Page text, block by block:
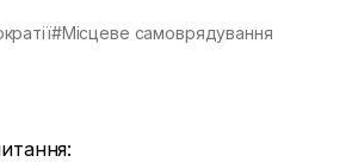
#Місцеве самоврядування